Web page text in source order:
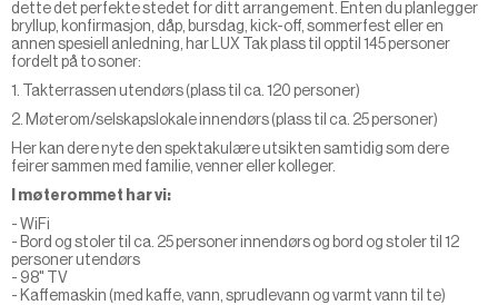
dette det perfekte stedet for ditt arrangement. Enten du planlegger
bryllup, konfirmasjon, dåp, bursdag, kick-off, sommerfest eller en
annen spesiell anledning, har LUX Tak plass til opptil 145 personer
fordelt på to soner:
1. Takterrassen utendørs (plass til ca. 120 personer)
2. Møterom/selskapslokale innendørs (plass til ca. 25 personer)
Her kan dere nyte den spektakulære utsikten samtidig som dere
feirer sammen med familie, venner eller kolleger.
I møterommet har vi:
- WiFi
- Bord og stoler til ca. 25 personer innendørs og bord og stoler til 12
personer utendørs
- 98" TV
- Kaffemaskin (med kaffe, vann, sprudlevann og varmt vann til te)